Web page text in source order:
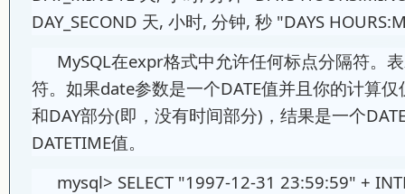
DAY_SECOND 天, 小时, 分钟, 秒 "DAYS
MySQL在expr格式中允许任何标点分隔符。
符。如果date参数是一个DATE值并且你的计算仅
和DAY部分(即，没有时间部分)，结果是一个
DATETIME值。
mysql> SELECT "1997-12-31 23:59:59" +